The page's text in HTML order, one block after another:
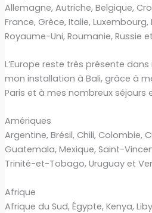
Allemagne, Autriche, Belgique,
France, Grèce, Italie,
Royaume-Uni, Roumanie, Russie
L’Europe reste très présente
mon installation à Bali, grâce à
Paris et à mes nombreux séjours
Amériques
Argentine, Brésil, Chili, Colombie,
Guatemala, Mexique, Saint-
Trinité-et-Tobago, Uruguay et
Afrique
Afrique du Sud, Égypte, Kenya,